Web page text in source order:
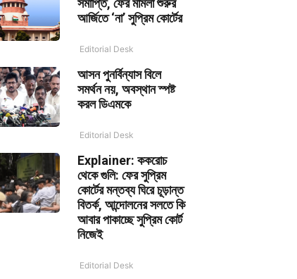
সমাপ্তি, ফের মামলা শুরুর
আর্জিতে ‘না’ সুপ্রিম কোর্টের
Editorial Desk
আসন পুনর্বিন্যাস বিলে
সমর্থন নয়, অবস্থান স্পষ্ট
করল ডিএমকে
Editorial Desk
Explainer: ককরোচ
থেকে গুলি: ফের সুপ্রিম
কোর্টের মন্তব্য ঘিরে চূড়ান্ত
বিতর্ক, আন্দোলনের সলতে কি
আবার পাকাচ্ছে সুপ্রিম কোর্ট
নিজেই
Editorial Desk